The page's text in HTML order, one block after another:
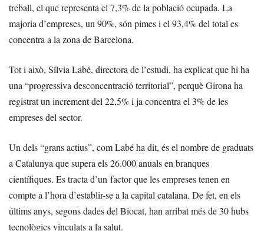
treball, el que representa el 7,3% de la població ocupada. La
majoria d’empreses, un 90%, són pimes i el 93,4% del total es
concentra a la zona de Barcelona.
Tot i això, Sílvia Labé, directora de l’estudi, ha explicat que hi ha
una “progressiva desconcentració territorial”, perquè Girona ha
registrat un increment del 22,5% i ja concentra el 3% de les
empreses del sector.
Un dels “grans actius”, com Labé ha dit, és el nombre de graduats
a Catalunya que supera els 26.000 anuals en branques
científiques. Es tracta d’un factor que les empreses tenen en
compte a l’hora d’establir-se a la capital catalana. De fet, en els
últims anys, segons dades del Biocat, han arribat més de 30 hubs
tecnològics vinculats a la salut.